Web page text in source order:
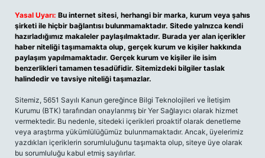
Yasal Uyarı: Bu internet sitesi, herhangi bir marka, kurum veya şahıs
şirketi ile hiçbir bağlantısı bulunmamaktadır. Sitede yalnızca kendi
hazırladığımız makaleler paylaşılmaktadır. Burada yer alan içerikler
haber niteliği taşımamakta olup, gerçek kurum ve kişiler hakkında
paylaşım yapılmamaktadır. Gerçek kurum ve kişiler ile isim
benzerlikleri tamamen tesadüfidir. Sitemizdeki bilgiler taslak
halindedir ve tavsiye niteliği taşımazlar.
Sitemiz, 5651 Sayılı Kanun gereğince Bilgi Teknolojileri ve İletişim
Kurumu (BTK) tarafından onaylanmış bir Yer Sağlayıcı olarak hizmet
vermektedir. Bu nedenle, sitedeki içerikleri proaktif olarak denetleme
veya araştırma yükümlülüğümüz bulunmamaktadır. Ancak, üyelerimiz
yazdıkları içeriklerin sorumluluğunu taşımakta olup, siteye üye olarak
bu sorumluluğu kabul etmiş sayılırlar.